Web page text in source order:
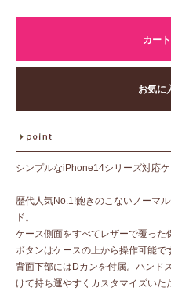
カー
お気に
シンプルなiPhone14シリーズ対応ケ
歴代人気No.1!飽きのこないノーマ
ド。
ケース側面をすべてレザーで覆っ
ボタンはケースの上から操作可能で
背面下部にはDカンを付属。ハンド
けて持ち運やすくカスタマイズいた